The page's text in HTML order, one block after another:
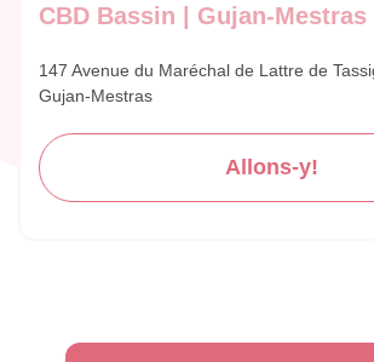
CBD Bassin | Gujan-Mestras
147 Avenue du Maréchal de Lattre de
Gujan-Mestras
Allons-y!